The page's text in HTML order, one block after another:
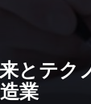
とテク
業